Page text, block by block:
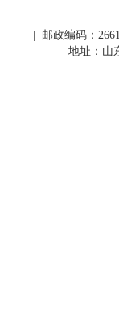
| 邮政编码：
地址：山